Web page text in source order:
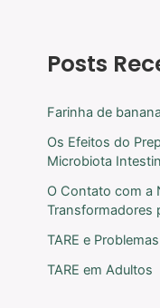
Posts
Farinha de
Os Efeitos do
Microbiota
O Contato com a
Transformadores
TARE e
TARE em Adultos